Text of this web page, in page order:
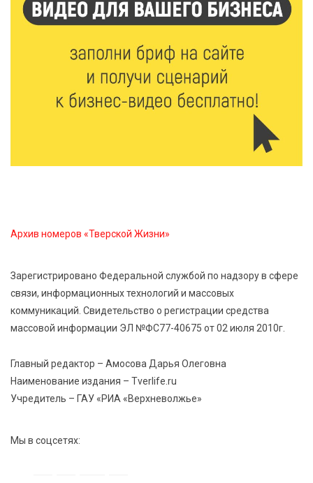
8 Авг 2026 16:37 426
20 гектаров под борщевиком: в Вышневолоцком
округе выявили нарушения на сельхозучастке
8 Авг 2026 15:37 372
Светофор, ЮИДовцы и ГИБДД: в Ржевском округе
8 Авг 2026 14:23 343
8 Авг 2026 14:14 597
Виталий Королев запустил веловолну на Волге в
Калязине
Архив номеров «Тверской Жизни»
Зарегистрировано Федеральной службой по надзору в сфере
связи, информационных технологий и массовых
коммуникаций. Свидетельство о регистрации средства
массовой информации ЭЛ №ФС77-40675 от 02 июля 2010г.
Главный редактор – Амосова Дарья Олеговна
Наименование издания – Tverlife.ru
Учредитель – ГАУ «РИА «Верхневолжье»
Мы в соцсетях: